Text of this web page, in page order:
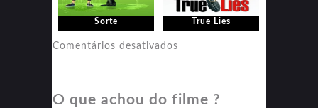
Sorte True Lies
Comentários desativados
O que achou do filme ?